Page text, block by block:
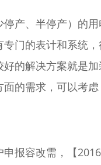
产、半停产）的
门的表计和系统
的解决方案就是
的需求，可以考虑
申报容改需 ，【